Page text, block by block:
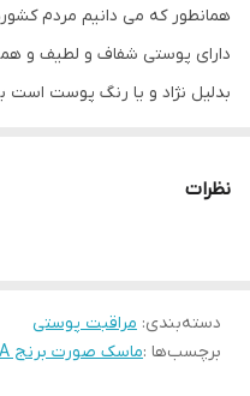
حاوی
دانه
همانطور که می دانیم مردم
دارای پوستی شفاف و لطیف و
بدلیل نژاد و یا رنگ پوست است
فراموش کرد چرا که با توجه به
سال ۲۰۱۷ تولید شده است
های مرده را از بین برده و
نظرات
دسته‌بندی: مراقبت پوستی
برچسب‌ها :ماسک صورت برنج BIOAQUA